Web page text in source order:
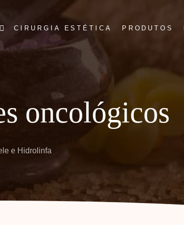
CIRURGIA ESTÉTICA PRODUTOS
oncológicos
e Hidrolinfa